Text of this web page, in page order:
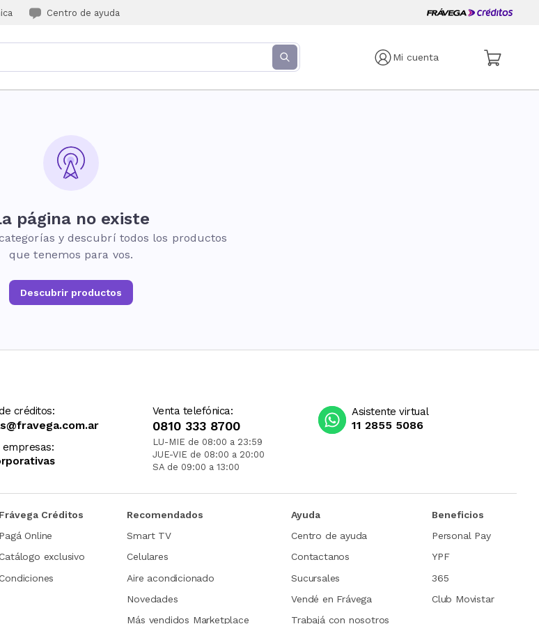
Centro de ayuda
Mi cuenta
página no existe
y descubrí todos los productos
que tenemos para vos.
Descubrir productos
créditos:
empresas:
Venta telefónica:
0810 333 8700
LU-MIE de 08:00 a 23:59
JUE-VIE de 08:00 a 20:00
SA de 09:00 a 13:00
Asistente virtual
11 2855 5086
Frávega Créditos
Pagá Online
exclusivo
Recomendados
Smart TV
Celulares
Aire acondicionado
Novedades
Más vendidos Marketplace
Ayuda
Centro de ayuda
Contactanos
Sucursales
Vendé en Frávega
Trabajá con nosotros
Beneficios
Personal Pay
YPF
365
Club Movistar